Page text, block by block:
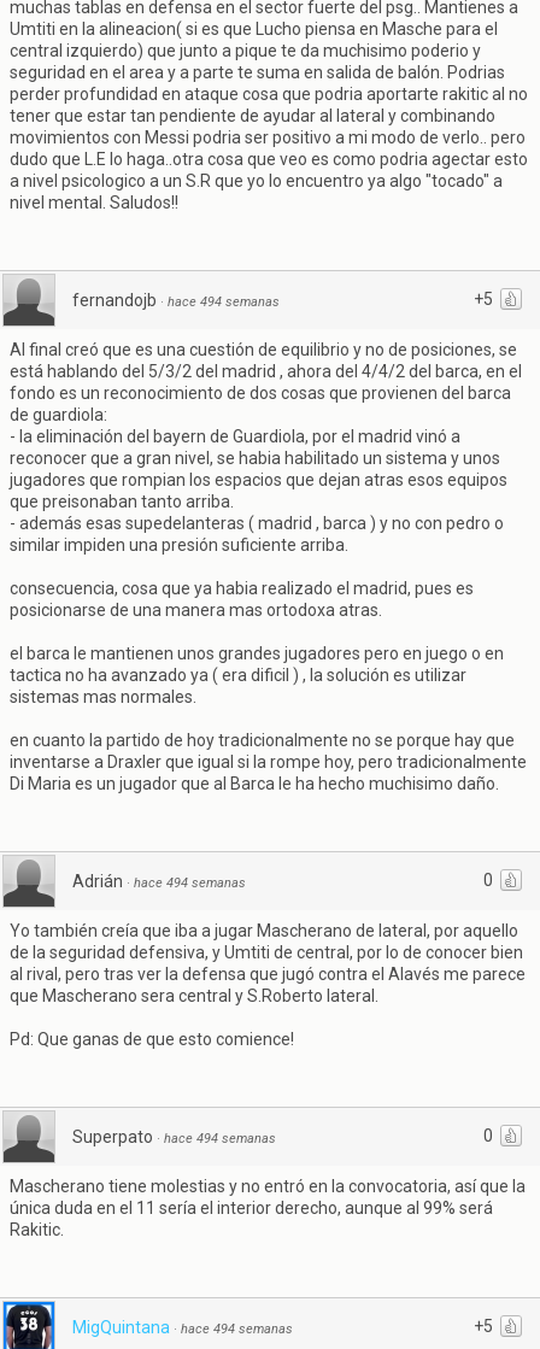
muchas tablas en defensa en el sector fuerte del psg.. Mantienes a
Umtiti en la alineacion( si es que Lucho piensa en Masche para el
central izquierdo) que junto a pique te da muchisimo poderio y
seguridad en el area y a parte te suma en salida de balón. Podrias
perder profundidad en ataque cosa que podria aportarte rakitic al no
tener que estar tan pendiente de ayudar al lateral y combinando
movimientos con Messi podria ser positivo a mi modo de verlo.. pero
dudo que L.E lo haga..otra cosa que veo es como podria agectar esto
a nivel psicologico a un S.R que yo lo encuentro ya algo "tocado" a
nivel mental. Saludos!!
+5
fernandojb · hace 494 semanas
Al final creó que es una cuestión de equilibrio y no de posiciones, se
está hablando del 5/3/2 del madrid , ahora del 4/4/2 del barca, en el
fondo es un reconocimiento de dos cosas que provienen del barca
de guardiola:
- la eliminación del bayern de Guardiola, por el madrid vinó a
reconocer que a gran nivel, se habia habilitado un sistema y unos
jugadores que rompian los espacios que dejan atras esos equipos
que preisonaban tanto arriba.
- además esas supedelanteras ( madrid , barca ) y no con pedro o
similar impiden una presión suficiente arriba.
consecuencia, cosa que ya habia realizado el madrid, pues es
posicionarse de una manera mas ortodoxa atras.
el barca le mantienen unos grandes jugadores pero en juego o en
tactica no ha avanzado ya ( era dificil ) , la solución es utilizar
sistemas mas normales.
en cuanto la partido de hoy tradicionalmente no se porque hay que
inventarse a Draxler que igual si la rompe hoy, pero tradicionalmente
Di Maria es un jugador que al Barca le ha hecho muchisimo daño.
0
Adrián · hace 494 semanas
Yo también creía que iba a jugar Mascherano de lateral, por aquello
de la seguridad defensiva, y Umtiti de central, por lo de conocer bien
al rival, pero tras ver la defensa que jugó contra el Alavés me parece
que Mascherano sera central y S.Roberto lateral.
Pd: Que ganas de que esto comience!
0
Superpato · hace 494 semanas
Mascherano tiene molestias y no entró en la convocatoria, así que la
única duda en el 11 sería el interior derecho, aunque al 99% será
Rakitic.
+5
MigQuintana · hace 494 semanas